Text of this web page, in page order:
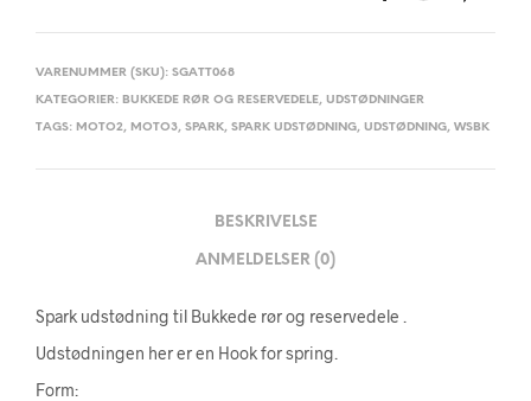
VARENUMMER (SKU): SGATT068
KATEGORIER: BUKKEDE RØR OG RESERVEDELE, UDSTØDNINGER
TAGS: MOTO2, MOTO3, SPARK, SPARK UDSTØDNING, UDSTØDNING, WSBK
BESKRIVELSE
ANMELDELSER (0)
Spark udstødning til Bukkede rør og reservedele .
Udstødningen her er en Hook for spring.
Form: